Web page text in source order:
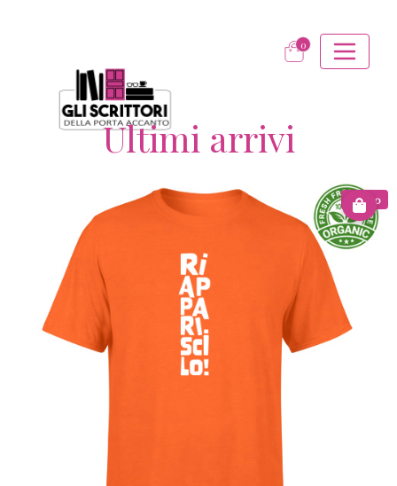
0
Ultimi arrivi
€ 15.00